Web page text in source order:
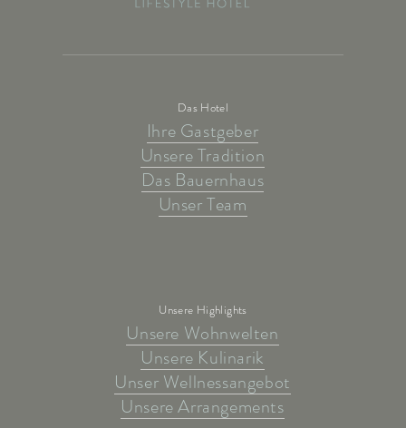
Das Hotel
Ihre Gastgeber
Unsere Tradition
Das Bauernhaus
Unser Team
Unsere Highlights
Unsere Wohnwelten
Unsere Kulinarik
Unser Wellnessangebot
Unsere Arrangements